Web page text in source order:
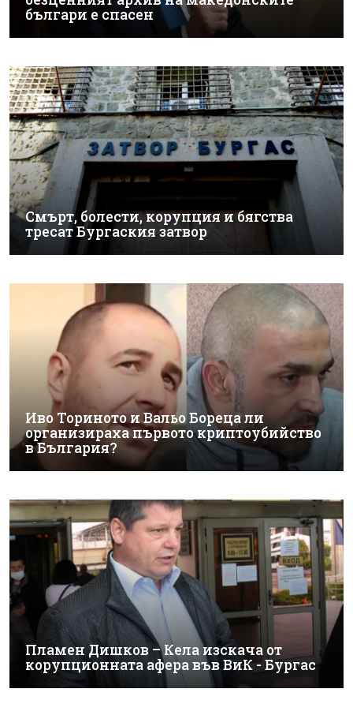
българи е спасен
Смърт, болести, корупция и бягства
тресат Бургаския затвор
Иво Ториното и Вальо Бореца ли
организираха първото криптоубийство
в България?
Пламен Дишков – Кела изскача от
корупционната афера във ВиК - Бургас